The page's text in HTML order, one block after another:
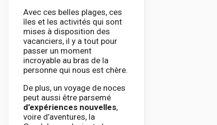
Avec ces belles plages, ces
îles et les activités qui sont
mises à disposition des
vacanciers, il y a tout pour
passer un moment
incroyable au bras de la
personne qui nous est chère.
De plus, un voyage de noces
peut aussi être parsemé
d’expériences nouvelles,
voire d’aventures, la